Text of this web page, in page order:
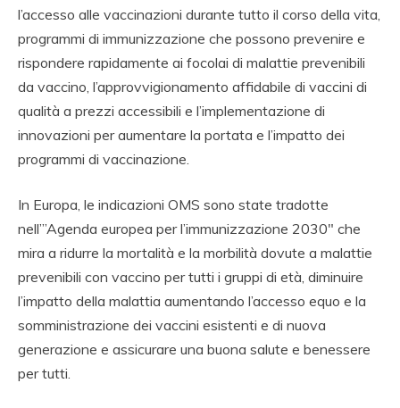
l’accesso alle vaccinazioni durante tutto il corso della vita,
programmi di immunizzazione che possono prevenire e
rispondere rapidamente ai focolai di malattie prevenibili
da vaccino, l’approvvigionamento affidabile di vaccini di
qualità a prezzi accessibili e l’implementazione di
innovazioni per aumentare la portata e l’impatto dei
programmi di vaccinazione.
In Europa, le indicazioni OMS sono state tradotte
nell’”Agenda europea per l’immunizzazione 2030″ che
mira a ridurre la mortalità e la morbilità dovute a malattie
prevenibili con vaccino per tutti i gruppi di età, diminuire
l’impatto della malattia aumentando l’accesso equo e la
somministrazione dei vaccini esistenti e di nuova
generazione e assicurare una buona salute e benessere
per tutti.